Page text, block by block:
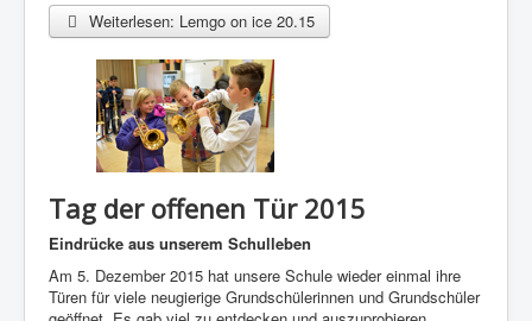
Weiterlesen: Lemgo on ice 20.15
Tag der offenen Tür 2015
Eindrücke aus unserem Schulleben
Am 5. Dezember 2015 hat unsere Schule wieder einmal ihre
Türen für viele neugierige Grundschülerinnen und Grundschüler